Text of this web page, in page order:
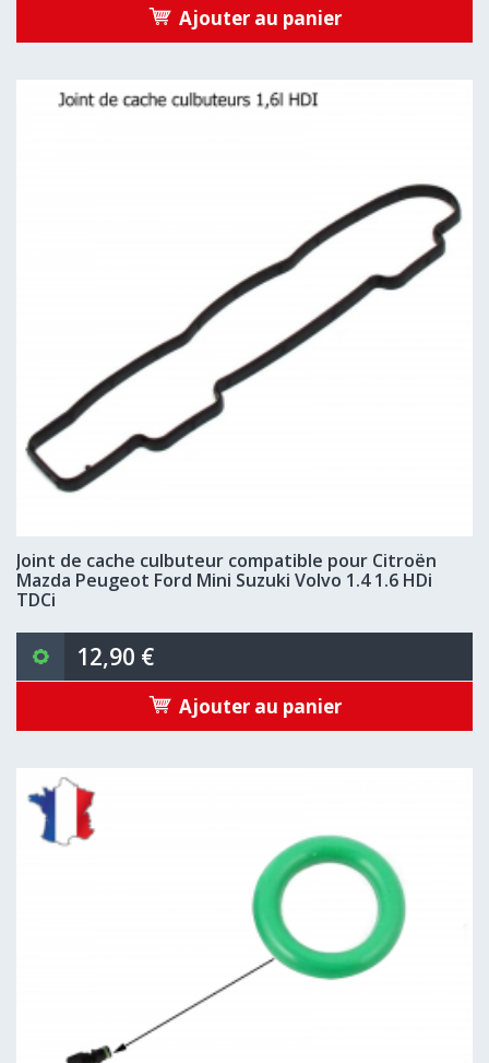
Ajouter au panier
Joint de cache culbuteur compatible pour Citroën
Mazda Peugeot Ford Mini Suzuki Volvo 1.4 1.6 HDi
TDCi
12,90 €
Ajouter au panier